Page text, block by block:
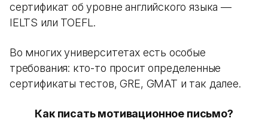
сертификат об уровне английского языка —
IELTS или TOEFL.
Во многих университетах есть особые
требования: кто-то просит определенные
сертификаты тестов, GRE, GMAT и так далее.
Как писать мотивационное письмо?